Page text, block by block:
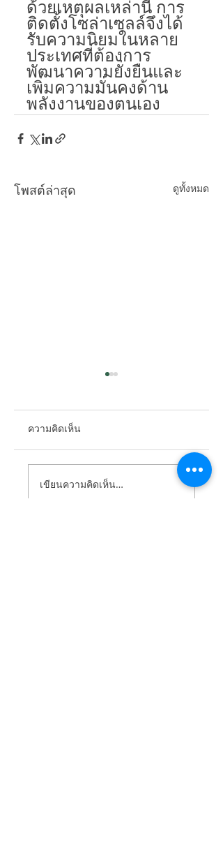
ด้วยเหตุผลเหล่านี้ การ
ติดตั้งโซล่าเซลล์จึงได้
รับความนิยมในหลาย
ประเทศที่ต้องการ
พัฒนาความยั่งยืนและ
เพิ่มความมั่นคงด้าน
พลังงานของตนเอง
โพสต์ล่าสุด ดูทั้งหมด
ป
ความคิดเห็น
เขียนความคิดเห็น…